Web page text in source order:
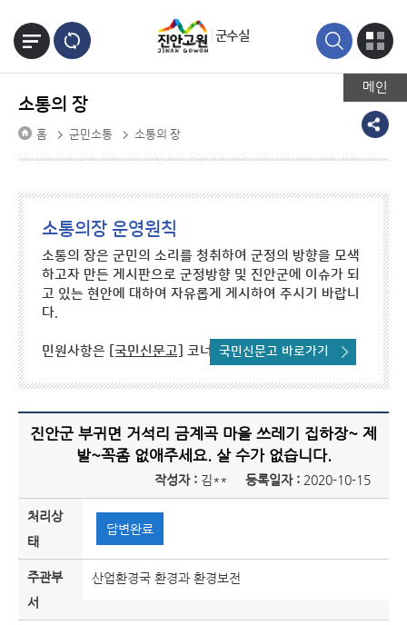
메인
군수실
소통의 장
홈 군민소통 소통의 장
소통의장 운영원칙
소통의 장은 군민의 소리를 청취하여 군정의 방향을 모색
하고자 만든 게시판으로 군정방향 및 진안군에 이슈가 되
고 있는 현안에 대하여 자유롭게 게시하여 주시기 바랍니
다.
민원사항은 [국민신문고] 코너를 이용하시기 바랍니다.
국민신문고 바로가기
진안군 부귀면 거석리 금계곡 마을 쓰레기 집하장~ 제
발~꼭좀 없애주세요. 살 수가 없습니다.
작성자 : 김** 등록일자 : 2020-10-15
처리상
태
답변완료
주관부
서
산업환경국 환경과 환경보전